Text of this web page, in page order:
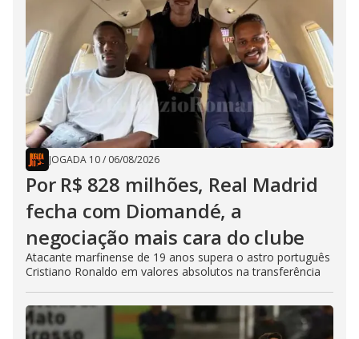
JOGADA 10/ 06/08/2026
Por R$ 828 milhões, Real Madrid
fecha com Diomandé, a
negociação mais cara do clube
Atacante marfinense de 19 anos supera o astro português
Cristiano Ronaldo em valores absolutos na transferência